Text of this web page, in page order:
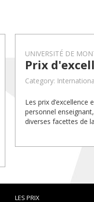
UNIVERSITÉ DE
Prix
Category:
Les prix
personnel
diverses facettes de
LES PRIX